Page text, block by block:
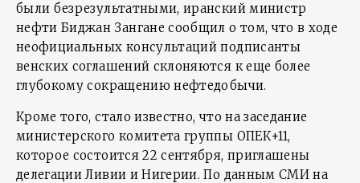
были безрезультатными, иранский министр
нефти Биджан Зангане сообщил о том, что в ходе
неофициальных консультаций подписанты
венских соглашений склоняются к еще более
глубокому сокращению нефтедобычи.
Кроме того, стало известно, что на заседание
министерского комитета группы ОПЕК+11,
которое состоится 22 сентября, приглашены
делегации Ливии и Нигерии. По данным СМИ на